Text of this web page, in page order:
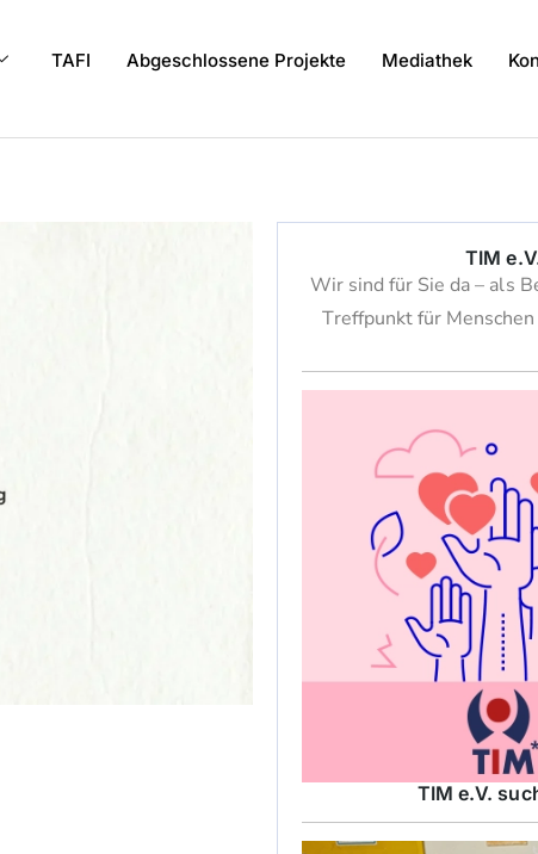
TAFI Abgeschlossene Projekte Mediathek
TIM
Wir sind für Sie da – als
Treffpunkt für
TIM e.V.